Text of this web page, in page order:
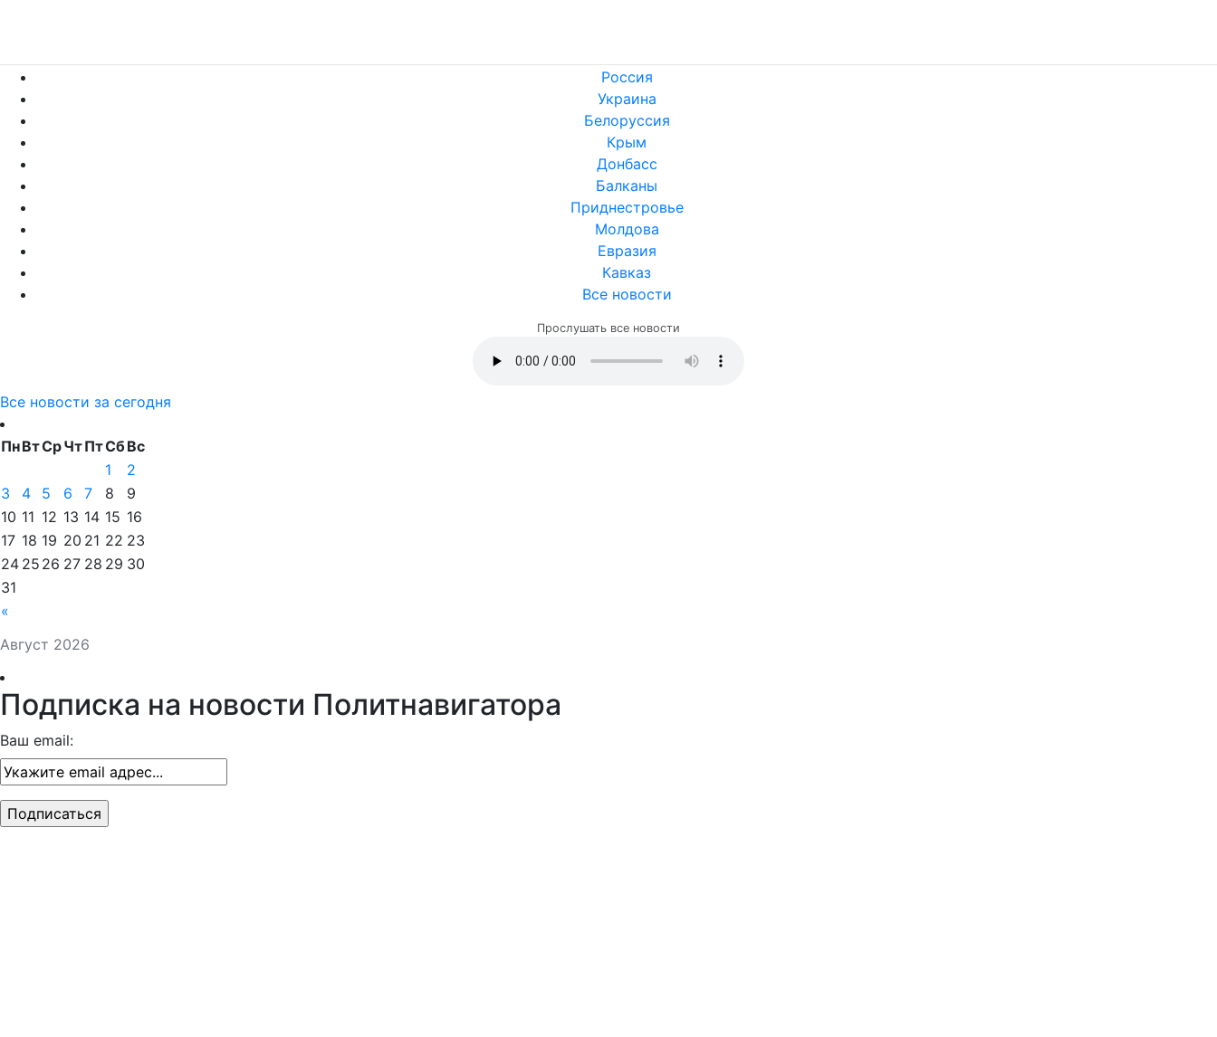
Россия
Украина
Белоруссия
Крым
Донбасс
Балканы
Приднестровье
Молдова
Евразия
Кавказ
Все новости
Прослушать все новости
Все новости за сегодня
Август 2026
ПнВтСрЧтПтСбВс
«
1
2
3
4 5 6 7 8
9
10 11 12 13 14 15 16
17 18 19 20 21 22 23
24 25 26 27 28 29 30
31
Подписка на новости Политнавигатора
Ваш email: